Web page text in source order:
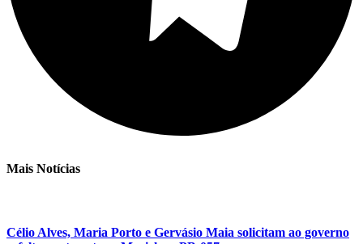
Mais Notícias
Célio Alves, Maria Porto e Gervásio Maia solicitam ao governo